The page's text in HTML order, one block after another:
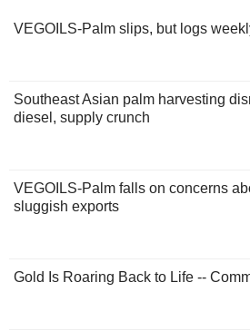
VEGOILS-Palm slips, but logs
Southeast Asian palm harvesting
diesel, supply crunch
VEGOILS-Palm falls on concerns
sluggish exports
Gold Is Roaring Back to Life --